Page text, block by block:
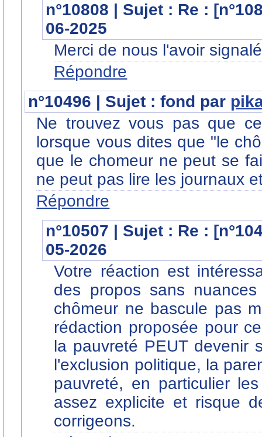
n°10808 | Sujet : Re :
06-2025
Merci de nous l'avoir
Répondre
n°10496 | Sujet : fond par
Ne trouvez vous pas que
lorsque vous dites que "le
que le chomeur ne peut se
ne peut pas lire les journaux
Répondre
n°10507 | Sujet : Re :
05-2026
Votre réaction est
des propos sans
chômeur ne bascule pas
rédaction proposée pour
la pauvreté PEUT devenir
l'exclusion politique, la
pauvreté, en particulier
assez explicite et risque
corrigeons.